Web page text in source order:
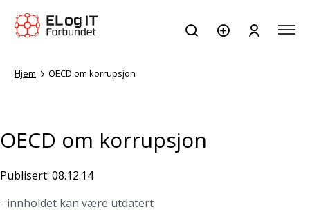
Hjem OECD om korrupsjon
OECD om korrupsjon
Publisert: 08.12.14
- innholdet kan være utdatert